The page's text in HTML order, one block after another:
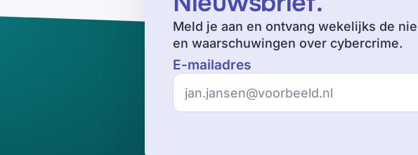
Meld je aan en ontvang wekelijks de
en waarschuwingen over cybercrime.
E-mailadres